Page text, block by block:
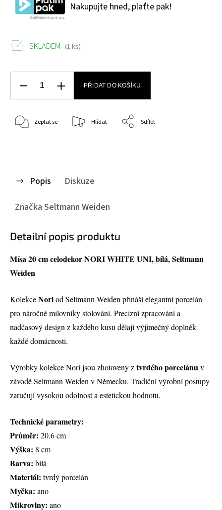
Nakupujte hned, plaťte pak!
SKLADEM (1 ks)
PŘIDAT DO KOŠÍKU
Zeptat se Hlídat Sdílet
Popis
Diskuze
ZnačkaSeltmann Weiden
Detailní popis produktu
Mísa 20 cm celodekor NORI WHITE UNI, bílá, Seltmann
Weiden
KolekceNoriod Seltmann Weiden přináší elegantní porcelán
pro náročné milovníky stolování. Precizní zpracování a
nadčasový design z každého kusu dělají výjimečný doplněk
každé domácnosti.
Výrobky kolekce Nori jsou zhotoveny ztvrdého porcelánuv
závodě Seltmann Weiden v Německu. Tradiční výrobní postupy
zaručují vysokou odolnost a estetickou hodnotu.
Technické parametry:
Průměr: 20.6 cm
Výška: 8 cm
Barva: bílá
Materiál: tvrdý porcelán
Myčka: ano
Mikrovlny: ano